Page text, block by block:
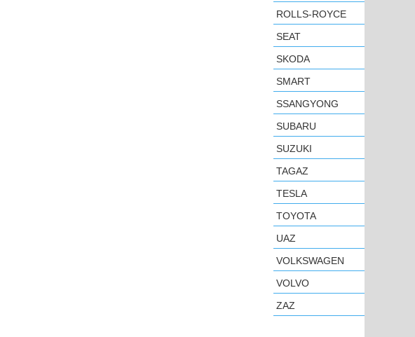
ROLLS-ROYCE
SEAT
SKODA
SMART
SSANGYONG
SUBARU
SUZUKI
TAGAZ
TESLA
TOYOTA
UAZ
VOLKSWAGEN
VOLVO
ZAZ